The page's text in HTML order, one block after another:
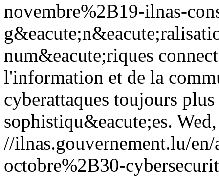
novembre%2B19-ilnas-
num&eacute;riques
l'information et de la
cyberattaques toujours
sophistiqu&eacute;es.
//ilnas.gouvernement.lu/
octobre%2B30-